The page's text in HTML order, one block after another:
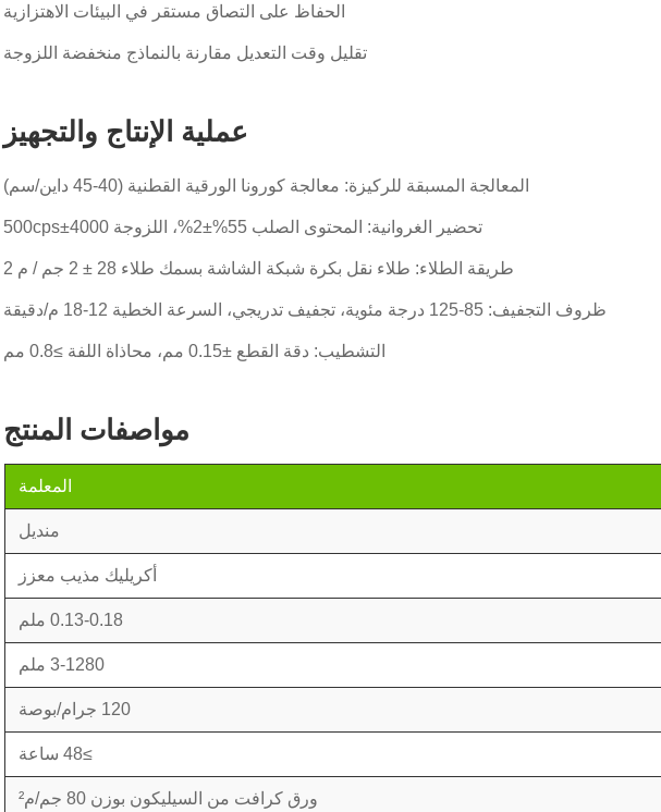
الحفاظ على التصاق مستقر في البيئات الاهتزازية
تقليل وقت التعديل مقارنة بالنماذج منخفضة اللزوجة
عملية الإنتاج والتجهيز
المعالجة المسبقة للركيزة: معالجة كورونا الورقية القطنية (40-45 داين/سم)
تحضير الغروانية: المحتوى الصلب 55%±2%، اللزوجة 4000±500cps
طريقة الطلاء: طلاء نقل بكرة شبكة الشاشة بسمك طلاء 28 ± 2 جم / م 2
ظروف التجفيف: 85-125 درجة مئوية، تجفيف تدريجي، السرعة الخطية 12-18 م/دقيقة
التشطيب: دقة القطع ±0.15 مم، محاذاة اللفة ≥0.8 مم
مواصفات المنتج
المعلمة
منديل
أكريليك مذيب معزز
0.13-0.18 ملم
3-1280 ملم
120 جرام/بوصة
≥48 ساعة
ورق كرافت من السيليكون بوزن 80 جم/م²